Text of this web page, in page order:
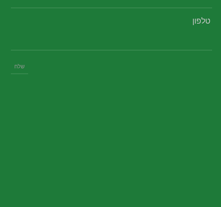
טלפון